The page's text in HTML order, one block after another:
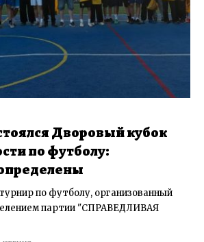
Дворовый кубок
по футболу:
по футболу, организованный
партии "СПРАВЕДЛИВАЯ